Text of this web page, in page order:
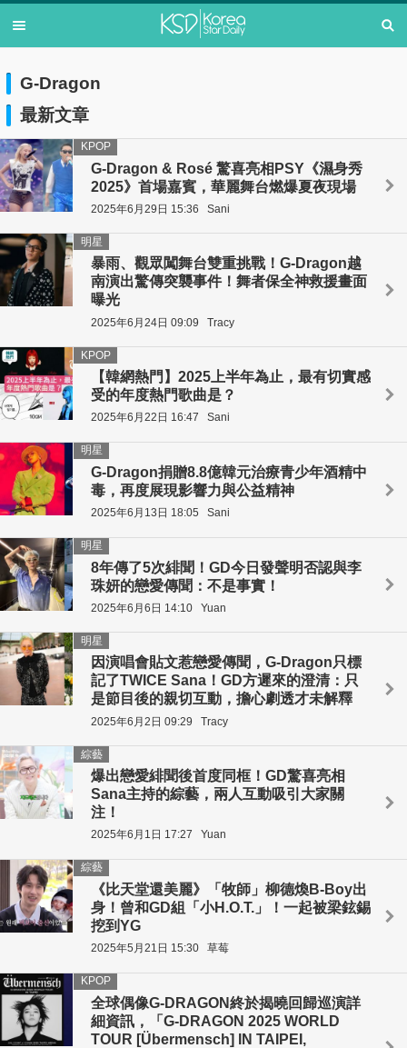
G-Dragon
最新文章
G-Dragon & Rosé 驚喜亮相PSY《濕身秀
2025》首場嘉賓，華麗舞台燃爆夏夜現場
KPOP
2025年6月29日 15:36 Sani
暴雨、觀眾闖舞台雙重挑戰！G-Dragon越
南演出驚傳突襲事件！舞者保全神救援畫面
曝光
明星
2025年6月24日 09:09 Tracy
【韓網熱門】2025上半年為止，最有切實感
受的年度熱門歌曲是？
KPOP
2025年6月22日 16:47 Sani
G-Dragon捐贈8.8億韓元治療青少年酒精中
毒，再度展現影響力與公益精神
明星
2025年6月13日 18:05 Sani
8年傳了5次緋聞！GD今日發聲明否認與李
珠妍的戀愛傳聞：不是事實！
明星
2025年6月6日 14:10 Yuan
因演唱會貼文惹戀愛傳聞，G-Dragon只標
記了TWICE Sana！GD方遲來的澄清：只
是節目後的親切互動，擔心劇透才未解釋
明星
2025年6月2日 09:29 Tracy
爆出戀愛緋聞後首度同框！GD驚喜亮相
Sana主持的綜藝，兩人互動吸引大家關
注！
綜藝
2025年6月1日 17:27 Yuan
《比天堂還美麗》「牧師」柳德煥B-Boy出
身！曾和GD組「小H.O.T.」！一起被梁鉉錫
挖到YG
綜藝
2025年5月21日 15:30 草莓
全球偶像G-DRAGON終於揭曉回歸巡演詳
細資訊，「G-DRAGON 2025 WORLD
TOUR [Übermensch] IN TAIPEI,
KPOP